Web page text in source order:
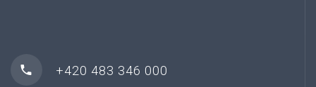
+420 483 346 000